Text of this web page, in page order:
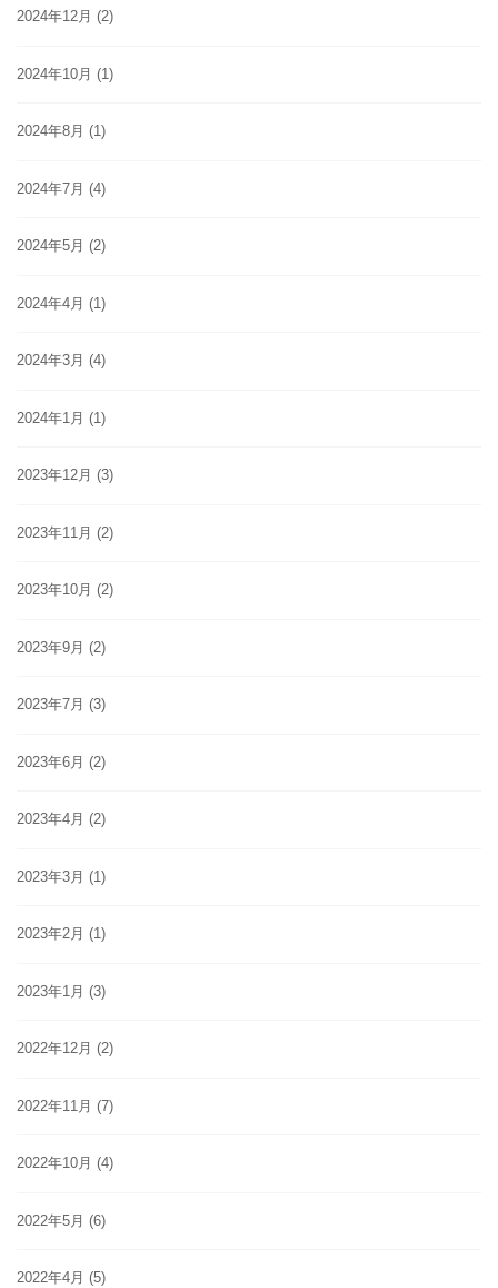
2024年12月 (2)
2024年10月 (1)
2024年8月 (1)
2024年7月 (4)
2024年5月 (2)
2024年4月 (1)
2024年3月 (4)
2024年1月 (1)
2023年12月 (3)
2023年11月 (2)
2023年10月 (2)
2023年9月 (2)
2023年7月 (3)
2023年6月 (2)
2023年4月 (2)
2023年3月 (1)
2023年2月 (1)
2023年1月 (3)
2022年12月 (2)
2022年11月 (7)
2022年10月 (4)
2022年5月 (6)
2022年4月 (5)